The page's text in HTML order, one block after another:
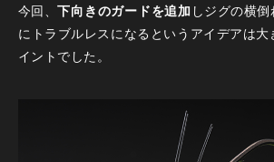
今回、下向きのガードを追加 しジグの横
にトラブルレスになるというアイデアは
イントでした。